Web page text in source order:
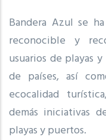
Bandera Azul se
reconocible y
usuarios de playas
de países, así
ecocalidad
demás iniciativas
playas y puertos.